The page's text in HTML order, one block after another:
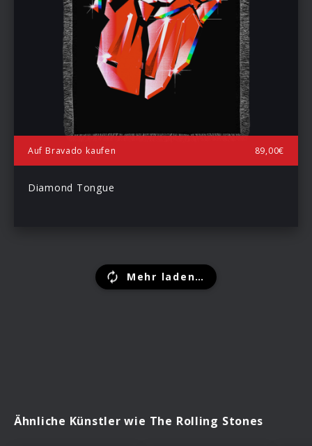
Auf Bravado kaufen 89,00€
Diamond Tongue
Mehr laden…
Ähnliche Künstler wie The Rolling Stones